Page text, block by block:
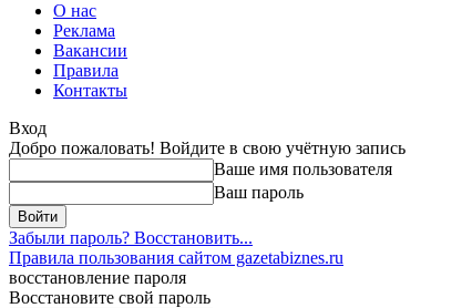
О нас
Реклама
Вакансии
Правила
Контакты
Вход
Добро пожаловать! Войдите в свою учётную запись
Ваше имя пользователя
Ваш пароль
Забыли пароль? Восстановить...
Правила пользования сайтом gazetabiznes.ru
восстановление пароля
Восстановите свой пароль